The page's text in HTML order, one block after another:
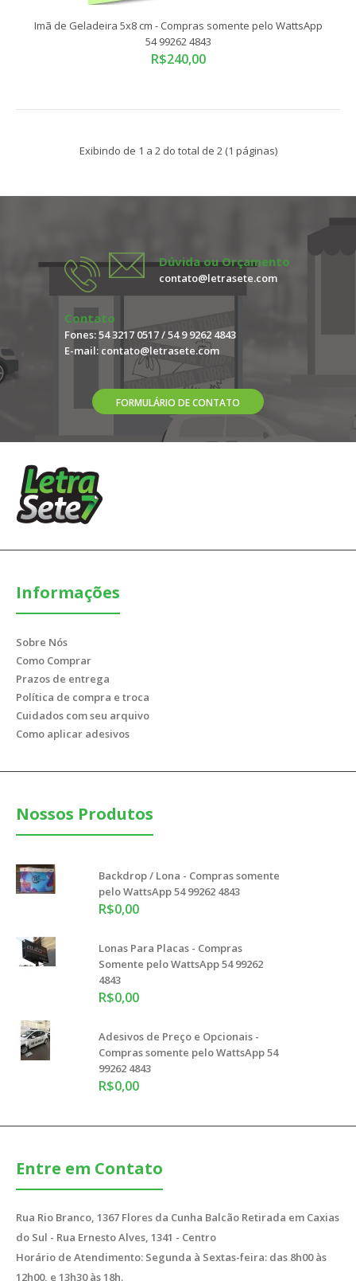
Imã de Geladeira 5x8 cm - Compras somente pelo WattsApp
54 99262 4843
R$240,00
Exibindo de 1 a 2 do total de 2 (1 páginas)
Dúvida ou Orçamento
contato@letrasete.com
Contato
Fones: 54 3217 0517 / 54 9 9262 4843
E-mail: contato@letrasete.com
FORMULÁRIO DE CONTATO
Informações
Sobre Nós
Como Comprar
Prazos de entrega
Política de compra e troca
Cuidados com seu arquivo
Como aplicar adesivos
Nossos Produtos
Backdrop / Lona - Compras somente
pelo WattsApp 54 99262 4843
R$0,00
Lonas Para Placas - Compras
Somente pelo WattsApp 54 99262
4843
R$0,00
Adesivos de Preço e Opcionais -
Compras somente pelo WattsApp 54
99262 4843
R$0,00
Entre em Contato
Rua Rio Branco, 1367 Flores da Cunha Balcão Retirada em Caxias
do Sul - Rua Ernesto Alves, 1341 - Centro
Horário de Atendimento: Segunda à Sextas-feira: das 8h00 às
12h00, e 13h30 às 18h.